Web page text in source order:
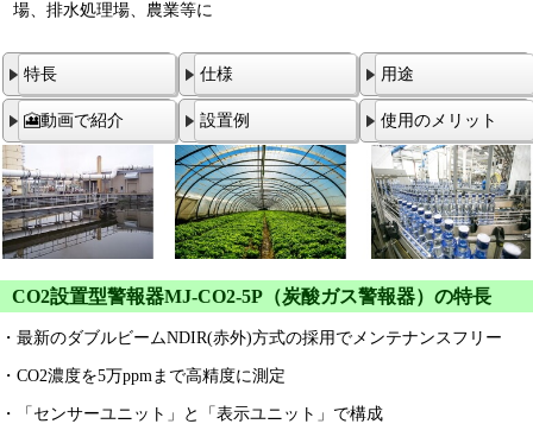
場、排水処理場、農業等に
特長
🎦動画で紹介
仕様
設置例
用途
使用のメリット
CO2設置型警報器MJ-CO2-5P（炭酸ガス警報器）の特長
・最新のダブルビームNDIR(赤外)方式の採用でメンテナンスフリー
・CO2濃度を5万ppmまで高精度に測定
・「センサーユニット」と「表示ユニット」で構成